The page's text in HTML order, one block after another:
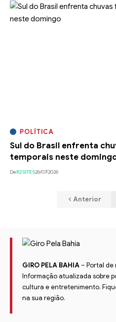
POLÍTICA
Sul do Brasil enfrenta
temporais neste
DeR2SITES26/07/2026
Anterior
GIRO PELA BAHIA– Portal de
Informação atualizada sobre
cultura e entretenimento.
na sua região.